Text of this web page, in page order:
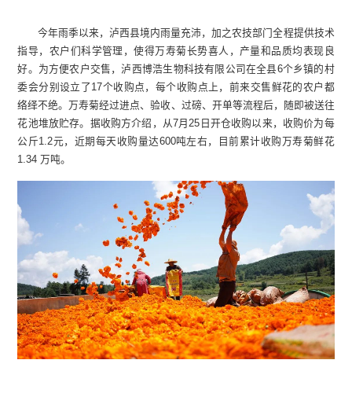
今年雨季以来，泸西县境内雨量充沛，加之农技部门全程提供技术
指导，农户们科学管理，使得万寿菊长势喜人，产量和品质均表现良
好。为方便农户交售，泸西博浩生物科技有限公司在全县6个乡镇的村
委会分别设立了17个收购点，每个收购点上，前来交售鲜花的农户都
络绎不绝。万寿菊经过进点、验收、过磅、开单等流程后，随即被送往
花池堆放贮存。据收购方介绍，从7月25日开仓收购以来，收购价为每
公斤1.2元，近期每天收购量达600吨左右，目前累计收购万寿菊鲜花
1.34 万吨。